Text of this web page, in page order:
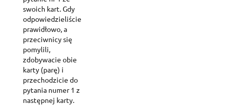
swoich kart. Gdy
odpowiedzieliście
prawidłowo, a
przeciwnicy się
pomylili,
zdobywacie obie
karty (parę) i
przechodzicie do
pytania numer 1 z
następnej karty.